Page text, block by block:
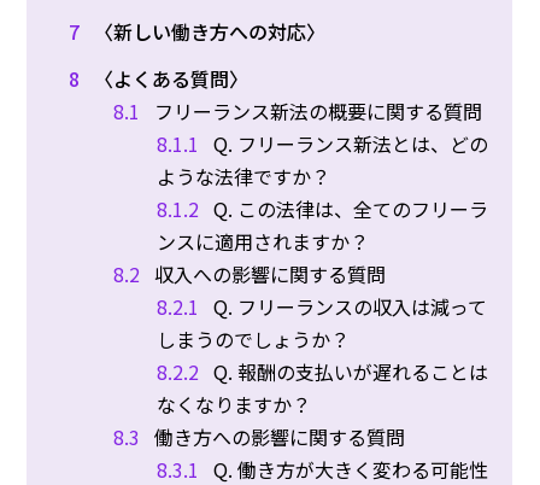
7
〈新しい働き方への対応〉
8
〈よくある質問〉
8.1
フリーランス新法の概要に関する質問
8.1.1 Q. フリーランス新法とは、どの
ような法律ですか？
8.1.2 Q. この法律は、全てのフリーラ
ンスに適用されますか？
8.2 収入への影響に関する質問
8.2.1 Q. フリーランスの収入は減って
しまうのでしょうか？
8.2.2 Q. 報酬の支払いが遅れることは
なくなりますか？
8.3 働き方への影響に関する質問
8.3.1 Q. 働き方が大きく変わる可能性